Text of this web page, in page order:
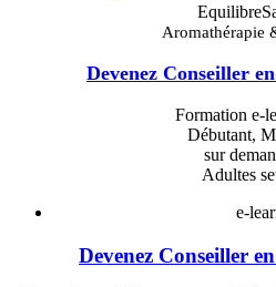
Aromathérapie
Devenez Conseiller
Formation e-
Débutant,
sur
Adultes
e-
Devenez Conseiller